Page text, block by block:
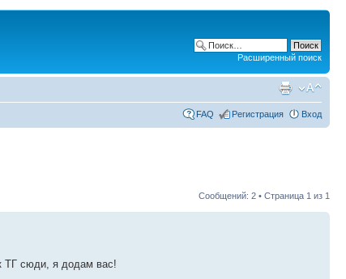
Расширенный поиск
FAQ Регистрация Вход
Сообщений: 2 • Страница 1 из 1
ТГ сюди, я додам вас!